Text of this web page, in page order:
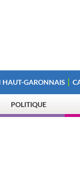
HAUT-GARONNAIS
POLITIQUE